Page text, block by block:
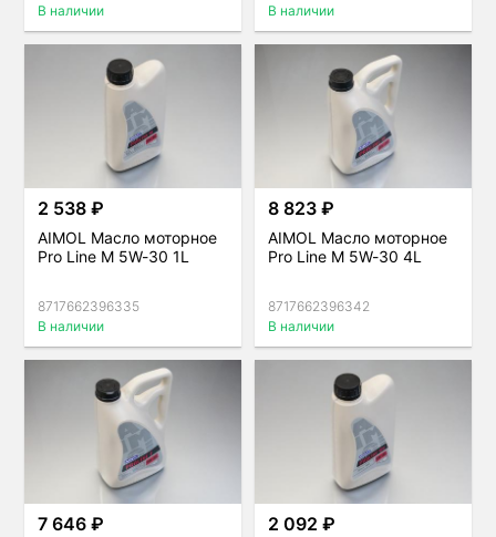
В наличии
В наличии
2 538 ₽
AIMOL Масло моторное
Pro Line M 5W-30 1L
8717662396335
В наличии
8 823 ₽
AIMOL Масло моторное
Pro Line M 5W-30 4L
8717662396342
В наличии
7 646 ₽ 2 092 ₽